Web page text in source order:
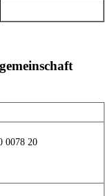
0078 20